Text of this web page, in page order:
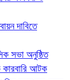
দাবিতে
সভা অনুষ্ঠিত
কারবারি আটক